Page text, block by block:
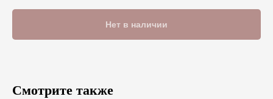
Нет в наличии
Смотрите также